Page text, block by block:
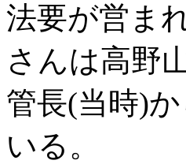
法要が営ま
さんは高野
管長(当時)
いる。